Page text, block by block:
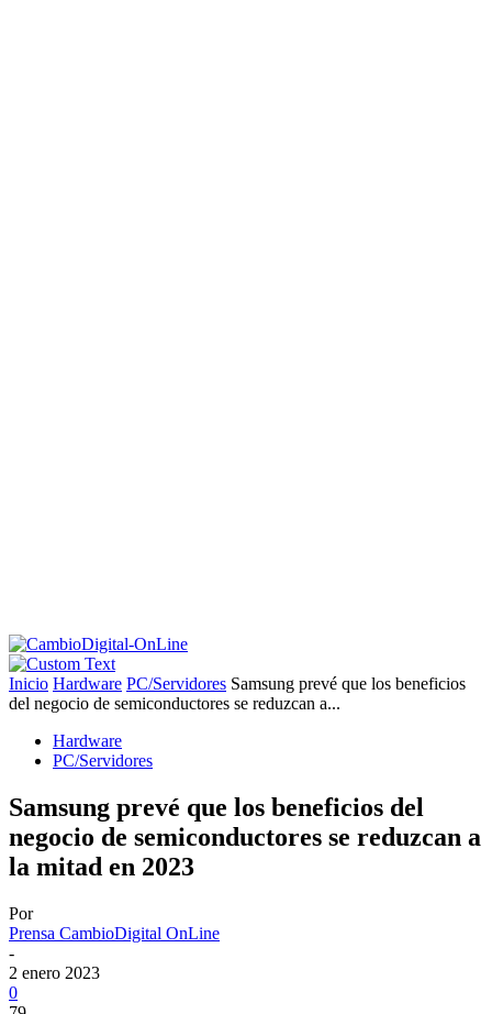
Inicio Hardware PC/Servidores Samsung prevé que los beneficios
del negocio de semiconductores se reduzcan a...
Hardware
PC/Servidores
Samsung prevé que los beneficios del
negocio de semiconductores se reduzcan a
la mitad en 2023
Por
Prensa CambioDigital OnLine
-
2 enero 2023
0